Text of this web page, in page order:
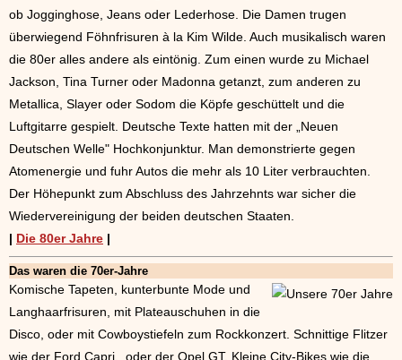
ob Jogginghose, Jeans oder Lederhose. Die Damen trugen
überwiegend Föhnfrisuren à la Kim Wilde. Auch musikalisch waren
die 80er alles andere als eintönig. Zum einen wurde zu Michael
Jackson, Tina Turner oder Madonna getanzt, zum anderen zu
Metallica, Slayer oder Sodom die Köpfe geschüttelt und die
Luftgitarre gespielt. Deutsche Texte hatten mit der „Neuen
Deutschen Welle" Hochkonjunktur. Man demonstrierte gegen
Atomenergie und fuhr Autos die mehr als 10 Liter verbrauchten.
Der Höhepunkt zum Abschluss des Jahrzehnts war sicher die
Wiedervereinigung der beiden deutschen Staaten.
| Die 80er Jahre |
Das waren die 70er-Jahre
Komische Tapeten, kunterbunte Mode und
Langhaarfrisuren, mit Plateauschuhen in die
Disco, oder mit Cowboystiefeln zum Rockkonzert. Schnittige Flitzer
wie der Ford Capri, oder der Opel GT. Kleine City-Bikes wie die